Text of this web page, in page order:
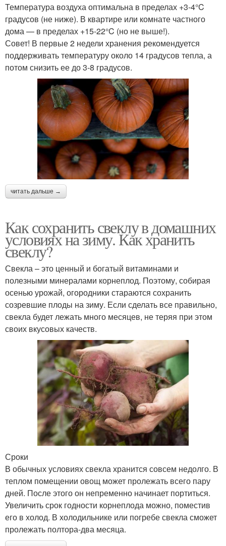
Температура воздуха оптимальна в пределах +3-4°C
градусов (не ниже). В квартире или комнате частного
дома — в пределах +15-22°C (но не выше!).
Совет! В первые 2 недели хранения рекомендуется
поддерживать температуру около 14 градусов тепла, а
потом снизить ее до 3-8 градусов.
читать дальше →
Как сохранить свеклу в домашних
условиях на зиму. Как хранить
свеклу?
Свекла – это ценный и богатый витаминами и
полезными минералами корнеплод. Поэтому, собирая
осенью урожай, огородники стараются сохранить
созревшие плоды на зиму. Если сделать все правильно,
свекла будет лежать много месяцев, не теряя при этом
своих вкусовых качеств.
Сроки
В обычных условиях свекла хранится совсем недолго. В
теплом помещении овощ может пролежать всего пару
дней. После этого он непременно начинает портиться.
Увеличить срок годности корнеплода можно, поместив
его в холод. В холодильнике или погребе свекла сможет
пролежать полтора-два месяца.